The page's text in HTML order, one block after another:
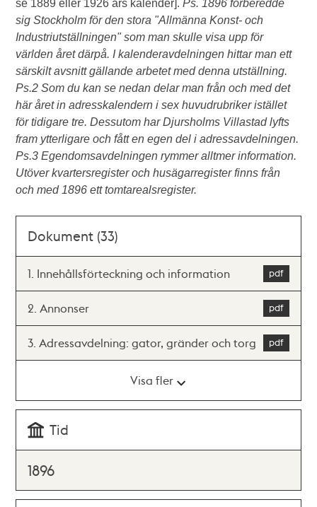
se 1889 eller 1926 års kalender].Ps. 1896 förberedde
sig Stockholm för den stora "Allmänna Konst- och
Industriutställningen" som man skulle visa upp för
världen året därpå. I kalenderavdelningen hittar man ett
särskilt avsnitt gällande arbetet med denna utställning.
Ps.2 Som du kan se nedan delar man från och med det
här året in adresskalendern i sex huvudrubriker istället
för tidigare tre. Dessutom har Djursholms Villastad lyfts
fram ytterligare och fått en egen del i adressavdelningen.
Ps.3 Egendomsavdelningen rymmer alltmer information.
Utöver kvartersregister och husägarregister finns från
och med 1896 ett tomtarealsregister.
Dokument (33)
1. Innehållsförteckning och information
2. Annonser
3. Adressavdelning: gator, gränder och torg
Visa fler
Tid
1896